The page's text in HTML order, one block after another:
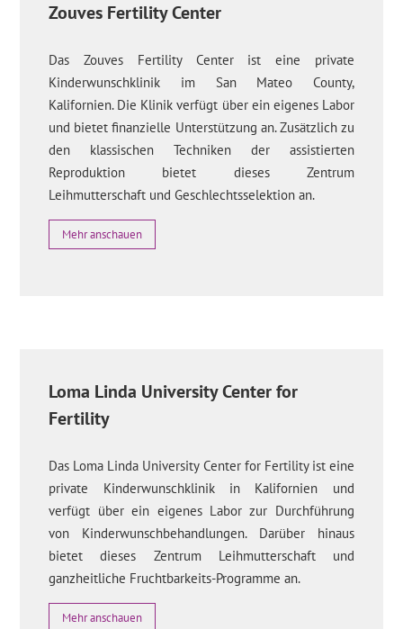
Zouves Fertility Center
Das Zouves Fertility Center ist eine private
Kinderwunschklinik im San Mateo County,
Kalifornien. Die Klinik verfügt über ein eigenes Labor
und bietet finanzielle Unterstützung an. Zusätzlich zu
den klassischen Techniken der assistierten
Reproduktion bietet dieses Zentrum
Leihmutterschaft und Geschlechtsselektion an.
Mehr anschauen
Loma Linda University Center for
Fertility
Das Loma Linda University Center for Fertility ist eine
private Kinderwunschklinik in Kalifornien und
verfügt über ein eigenes Labor zur Durchführung
von Kinderwunschbehandlungen. Darüber hinaus
bietet dieses Zentrum Leihmutterschaft und
ganzheitliche Fruchtbarkeits-Programme an.
Mehr anschauen